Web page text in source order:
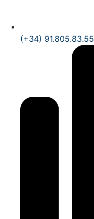
(+34) 91.805.83.55